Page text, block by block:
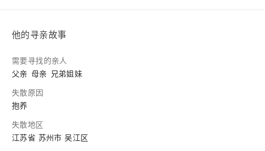
他的寻亲故事
需要寻找的亲人
父亲 母亲
兄弟姐妹
失散原因
抱养
失散地区
江苏省 苏州市 吴江区